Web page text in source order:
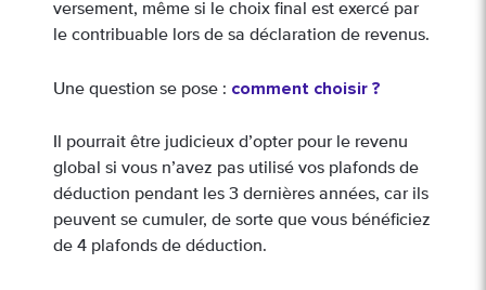
versement, même si le choix final est exercé par
le contribuable lors de sa déclaration de revenus.
Une question se pose : comment choisir ?
Il pourrait être judicieux d’opter pour le revenu
global si vous n’avez pas utilisé vos plafonds de
déduction pendant les 3 dernières années, car ils
peuvent se cumuler, de sorte que vous bénéficiez
de 4 plafonds de déduction.